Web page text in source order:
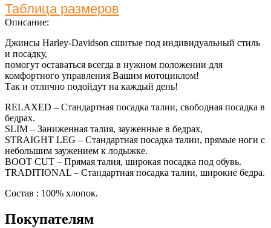
Таблица размеров
Описание:
Джинсы Harley-Davidson сшитые под индивидуальный стиль
и посадку,
помогут оставаться всегда в нужном положении для
комфортного управления Вашим мотоциклом!
Так и отлично подойдут на каждый день!
RELAXED – Стандартная посадка талии, свободная посадка в
бедрах.
SLIM – Заниженная талия, зауженные в бедрах,
STRAIGHT LEG – Стандартная посадка талии, прямые ноги с
небольшим заужением к лодыжке.
BOOT CUT – Прямая талия, широкая посадка под обувь.
TRADITIONAL – Стандартная посадка талии, широкие бедра.
Состав : 100% хлопок.
Покупателям